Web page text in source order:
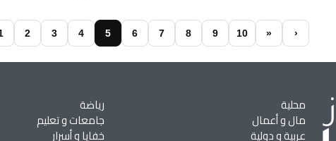
2 3 4 5 6 7 8 9 10 » ›
محلية
مال و أعمال
عربية و دولية
رياضة
جامعات و تعليم
خفايا و أسرار